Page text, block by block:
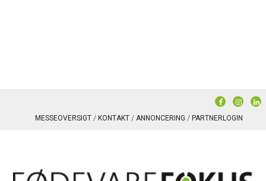
MESSEOVERSIGT KONTAKT ANNONCERING PARTNERLOGIN